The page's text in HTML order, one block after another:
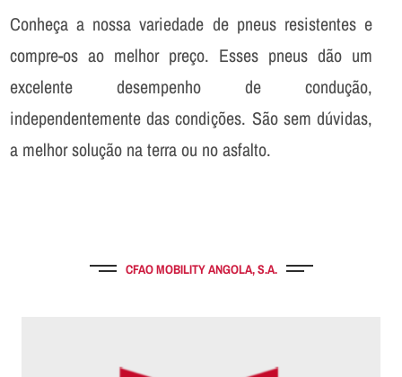
Conheça a nossa variedade de pneus resistentes e
compre-os ao melhor preço. Esses pneus dão um
excelente desempenho de condução,
independentemente das condições. São sem dúvidas,
a melhor solução na terra ou no asfalto.
CFAO MOBILITY ANGOLA, S.A.